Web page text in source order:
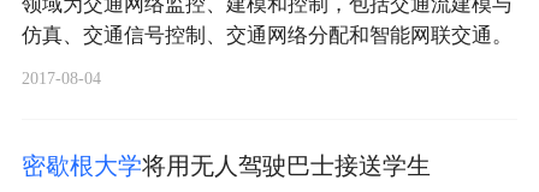
仿真、交通信号控制、交通网络分配和智能网联交通。
2017-08-04
密歇根大学将用无人驾驶巴士接送学生